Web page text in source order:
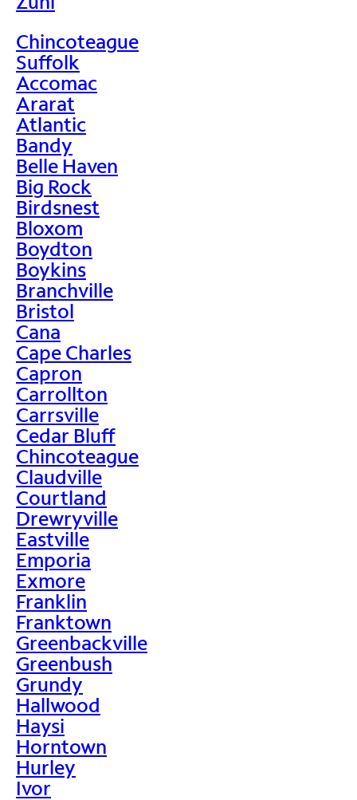
Chincoteague
Suffolk
Accomac
Ararat
Atlantic
Bandy
Belle Haven
Big Rock
Birdsnest
Bloxom
Boydton
Boykins
Branchville
Bristol
Cana
Cape Charles
Capron
Carrollton
Carrsville
Cedar Bluff
Chincoteague
Claudville
Courtland
Drewryville
Eastville
Emporia
Exmore
Franklin
Franktown
Greenbackville
Greenbush
Grundy
Hallwood
Haysi
Horntown
Hurley
Ivor